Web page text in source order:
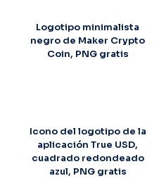
Logotipo minimalista
negro de Maker Crypto
Coin, PNG gratis
Icono del logotipo de la
aplicación True USD,
cuadrado redondeado
azul, PNG gratis